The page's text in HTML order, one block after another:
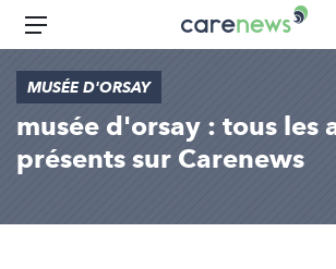
Aller
principal
Carenews,
Le
acteurs
de
l'engagement
Menu
MUSÉE D'ORSAY
musée d'orsay : tous les
présents sur Carenews